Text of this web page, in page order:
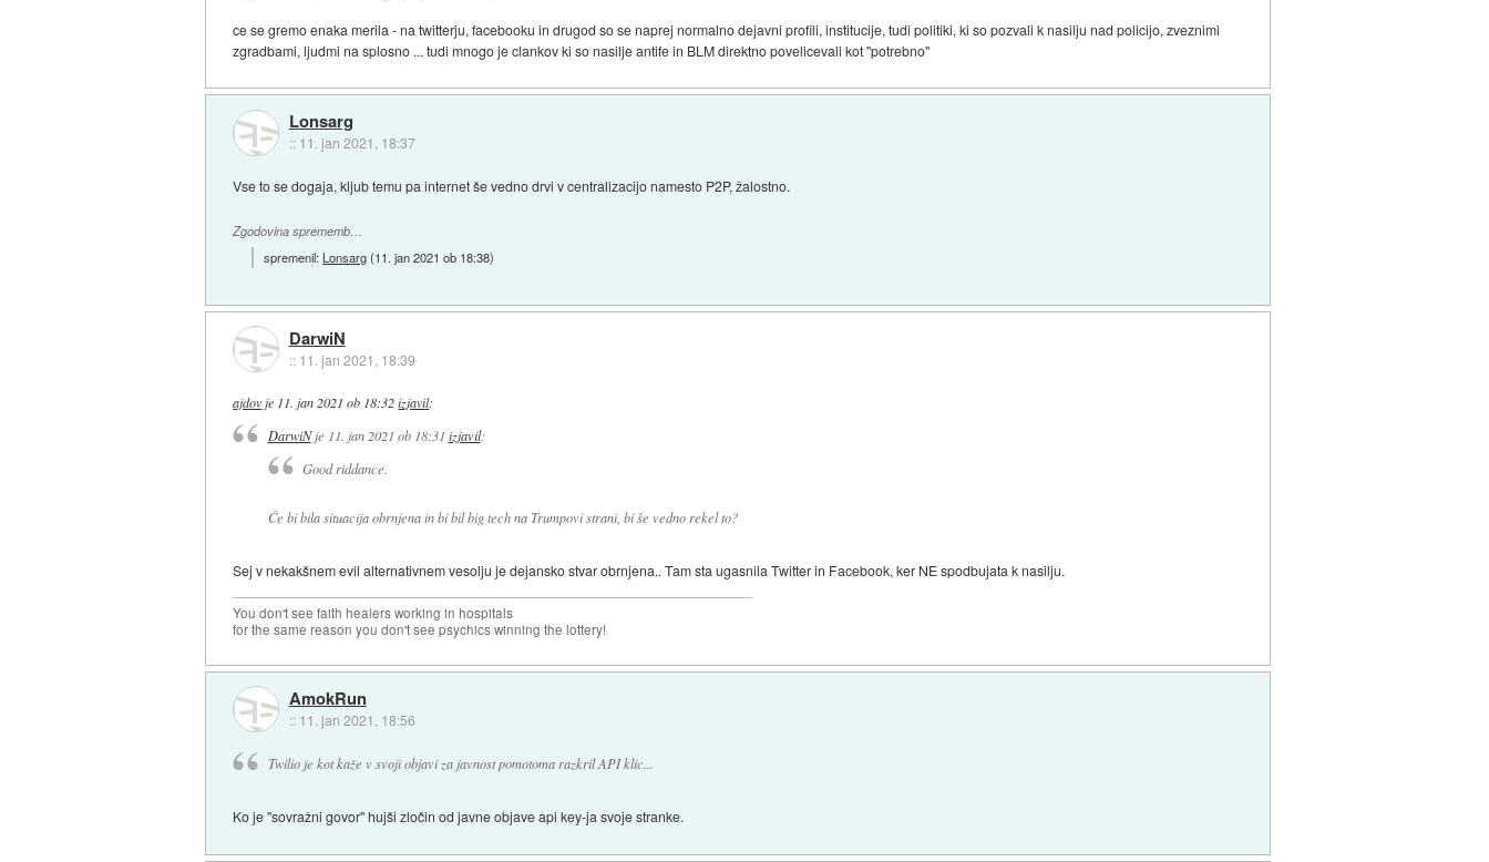
ce se gremo enaka merila - na twitterju, facebooku in drugod so se naprej normalno dejavni profili, institucije, tudi politiki, ki so pozvali k nasilju nad policijo, zveznimi
zgradbami, ljudmi na splosno ... tudi mnogo je clankov ki so nasilje antife in BLM direktno povelicevali kot "potrebno"
Lonsarg
:: 11. jan 2021, 18:37
Vse to se dogaja, kljub temu pa internet še vedno drvi v centralizacijo namesto P2P, žalostno.
Zgodovina sprememb…
spremenil:Lonsarg(11. jan 2021 ob 18:38)
DarwiN
:: 11. jan 2021, 18:39
ajdov je 11. jan 2021 ob 18:32 izjavil:
DarwiNje 11. jan 2021 ob 18:31 izjavil:
Good riddance.
Če bi bila situacija obrnjena in bi bil big tech na Trumpovi strani, bi še vedno rekel to?
Sej v nekakšnem evil alternativnem vesolju je dejansko stvar obrnjena.. Tam sta ugasnila Twitter in Facebook, ker NE spodbujata k nasilju.
You don't see faith healers working in hospitals
for the same reason you don't see psychics winning the lottery!
AmokRun
:: 11. jan 2021, 18:56
Twilio je kot kaže v svoji objavi za javnost pomotoma razkril API klic...
Ko je "sovražni govor" hujši zločin od javne objave api key-ja svoje stranke.